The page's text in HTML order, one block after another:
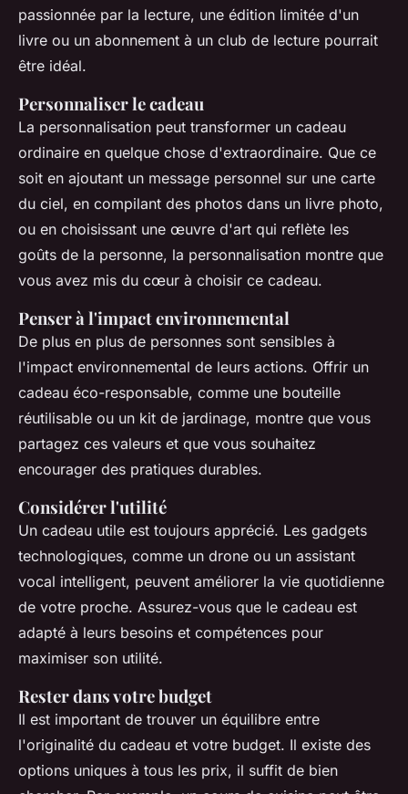
passionnée par la lecture, une édition limitée d'un
livre ou un abonnement à un club de lecture pourrait
être idéal.
Personnaliser le cadeau
La personnalisation peut transformer un cadeau
ordinaire en quelque chose d'extraordinaire. Que ce
soit en ajoutant un message personnel sur une carte
du ciel, en compilant des photos dans un livre photo,
ou en choisissant une œuvre d'art qui reflète les
goûts de la personne, la personnalisation montre que
vous avez mis du cœur à choisir ce cadeau.
Penser à l'impact environnemental
De plus en plus de personnes sont sensibles à
l'impact environnemental de leurs actions. Offrir un
cadeau éco-responsable, comme une bouteille
réutilisable ou un kit de jardinage, montre que vous
partagez ces valeurs et que vous souhaitez
encourager des pratiques durables.
Considérer l'utilité
Un cadeau utile est toujours apprécié. Les gadgets
technologiques, comme un drone ou un assistant
vocal intelligent, peuvent améliorer la vie quotidienne
de votre proche. Assurez-vous que le cadeau est
adapté à leurs besoins et compétences pour
maximiser son utilité.
Rester dans votre budget
Il est important de trouver un équilibre entre
l'originalité du cadeau et votre budget. Il existe des
options uniques à tous les prix, il suffit de bien